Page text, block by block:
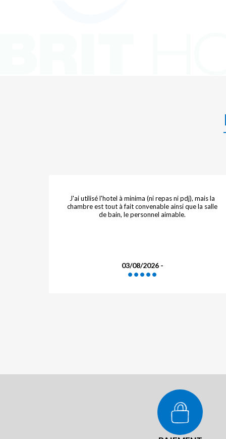
J'ai utilisé l'hotel à minima (ni repas ni pdj), mais la
chambre est tout à fait convenable ainsi que la salle
de bain, le personnel aimable.
03/08/2026 -
établissement. Nous sommes ravis d’apprendre que
l’hôtel et la qualité du petit-déjeuner, mettant à
l’honneur des produits locaux, ont contribué à la
réussite de votre expérience. A très bientôt nous
l'espérons. Tiffany, adjointe de direction